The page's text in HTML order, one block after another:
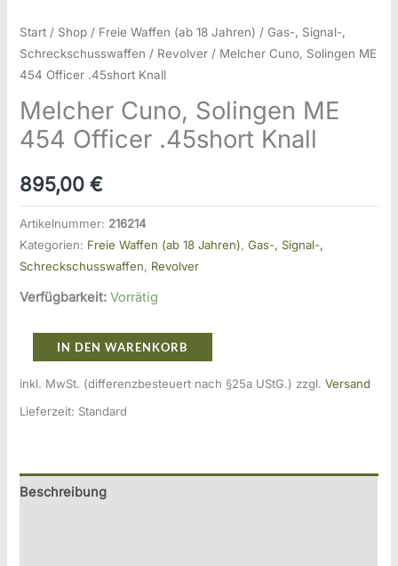
Start / Shop / Freie Waffen (ab 18 Jahren) / Gas-, Signal-,
Schreckschusswaffen / Revolver / Melcher Cuno, Solingen ME
454 Officer .45short Knall
Melcher Cuno, Solingen ME
454 Officer .45short Knall
895,00€
Artikelnummer: 216214
Kategorien: Freie Waffen (ab 18 Jahren),Gas-, Signal-,
Schreckschusswaffen, Revolver
Verfügbarkeit: Vorrätig
Melcher
Solingen
ME
.45short
IN DEN WARENKORB
inkl. MwSt. (differenzbesteuert nach §25a UStG.) zzgl.Versand
Lieferzeit: Standard
Beschreibung